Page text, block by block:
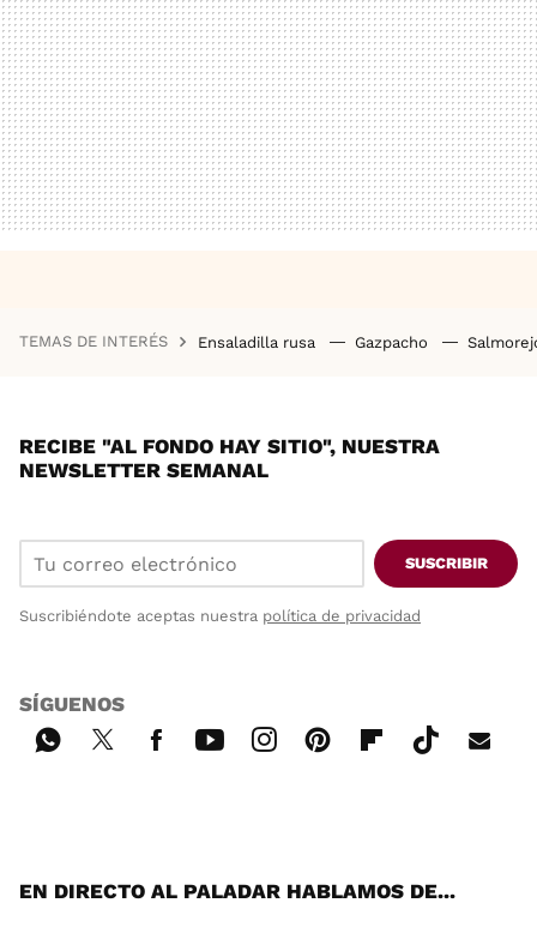
TEMAS DE INTERÉS Ensaladilla rusa Gazpacho
RECIBE "AL FONDO HAY SITIO", NUESTRA
NEWSLETTER SEMANAL
SUSCRIBIR
Suscribiéndote aceptas nuestra política de privacidad
SÍGUENOS
EN DIRECTO AL PALADAR HABLAMOS DE...